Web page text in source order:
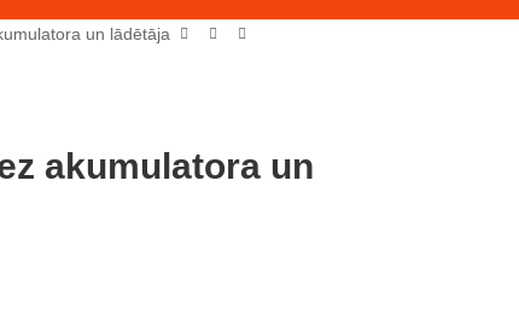
un lādētāja
akumulatora un